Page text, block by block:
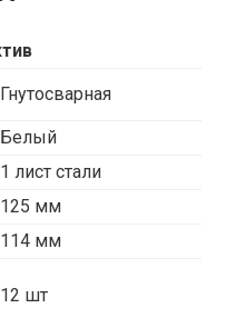
Гнутосварная
Белый
1 лист стали
125 мм
114 мм
12 шт